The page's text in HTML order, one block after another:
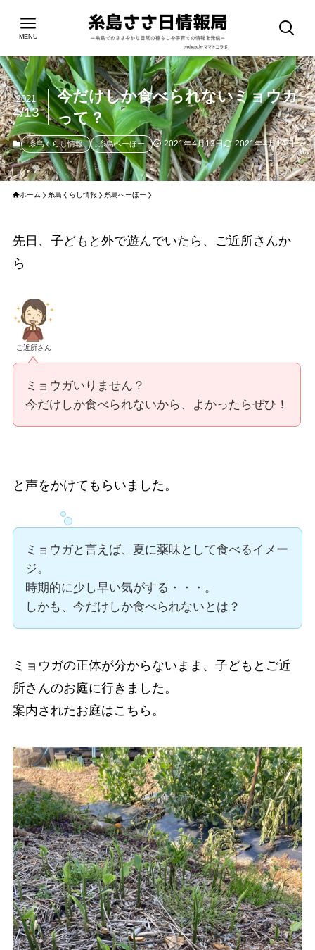
MENU
今だけしか食べられないミョウガ
って？
2021
4/13
糸島くらし情報 糸島へーほー 2021年4月13日 2021年4月14日
ホーム 糸島くらし情報 糸島へーほー
先日、子どもと外で遊んでいたら、ご近所さんか
ら
ご近所さん
ミョウガいりません？
今だけしか食べられないから、よかったらぜひ！
と声をかけてもらいました。
ミョウガと言えば、夏に薬味として食べるイメー
ジ。
時期的に少し早い気がする・・・。
しかも、今だけしか食べられないとは？
ミョウガの正体が分からないまま、子どもとご近
所さんのお庭に行きました。
案内されたお庭はこちら。